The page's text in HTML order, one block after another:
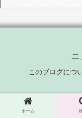
このブログにつ
©
ホーム